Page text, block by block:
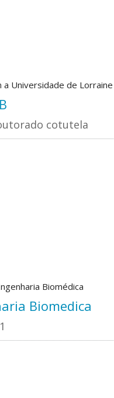
Universidade de Lorraine
cotutela
Biomédica
Biomedica